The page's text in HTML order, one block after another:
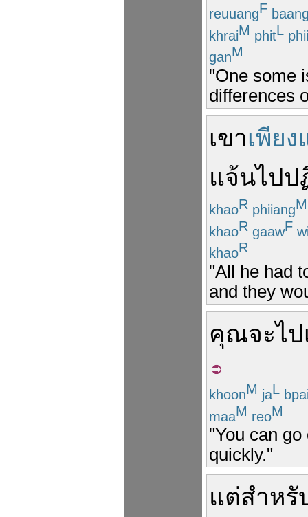
reuuangF
khraiM phitL
ganM
"One some
differences
เขาเพีย
แจ้นไปป
khaoR phiiangM
khaoR gaawF
khaoR
"All he had
and they
คุณจะไป
khoonM jaL
maaM reoM
"You can
quickly."
แต่สำหรั